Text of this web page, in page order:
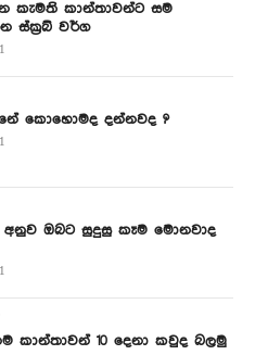
කැමති කාන්තාවන්ට සම
ස්ක්‍රබ් වර්ග
කොහොමද දන්නවද ?
ඔබට සුදුසු කෑම මොනවාද
කාන්තාවන් 10 දෙනා කවුද බලමු